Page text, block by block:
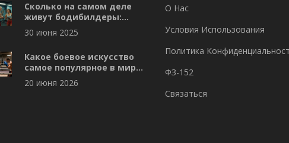
Сколько на самом деле
живут бодибилдеры:
реальные факты и
статистика
30 июня 2025
Какое боевое искусство
самое популярное в мире:
рейтинг и факты
20 июня 2026
О Нас
Условия Использования
Политика
ФЗ-152
Связаться